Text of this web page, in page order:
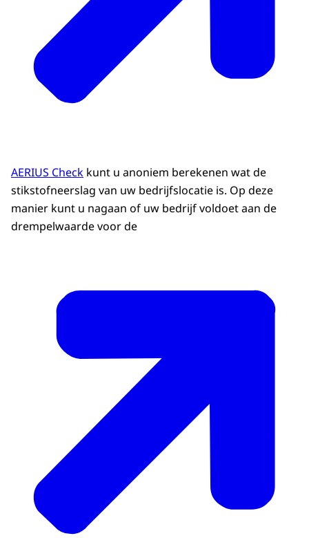
AERIUS Check kunt u anoniem berekenen wat de
stikstofneerslag van uw bedrijfslocatie is. Op deze
manier kunt u nagaan of uw bedrijf voldoet aan de
drempelwaarde voor de